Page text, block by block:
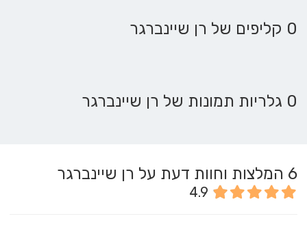
0 קליפים של רן שיינברגר
0 גלריות תמונות של רן שיינברגר
6 המלצות וחוות דעת על רן שיינברגר
4.9